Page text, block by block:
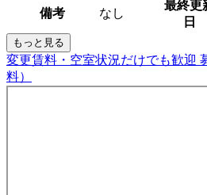
備考 なし
最終更
日
もっと見る
変更賃料・空室状況だけでも歓迎
料）